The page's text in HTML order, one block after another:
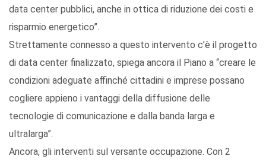
data center pubblici, anche in ottica di riduzione dei costi e
risparmio energetico”.
Strettamente connesso a questo intervento c’è il progetto
di data center finalizzato, spiega ancora il Piano a “creare le
condizioni adeguate affinché cittadini e imprese possano
cogliere appieno i vantaggi della diffusione delle
tecnologie di comunicazione e dalla banda larga e
ultralarga”.
Ancora, gli interventi sul versante occupazione. Con 2